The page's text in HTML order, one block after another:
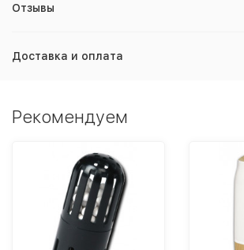
Отзывы
Доставка и оплата
Рекомендуем